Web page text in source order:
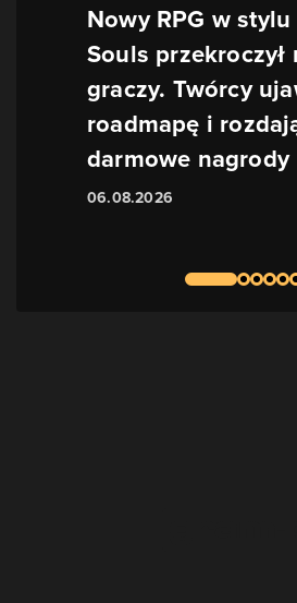
Nowy RPG w
Souls
graczy. Twórcy
roadmapę i
darmowe nagrody
06.08.2026